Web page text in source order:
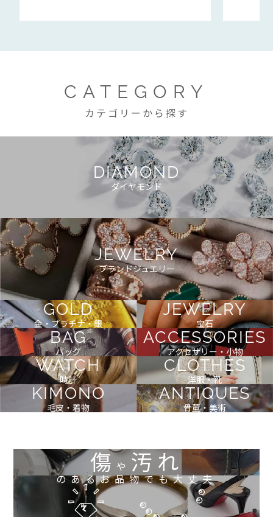
CATEGORY
カテゴリーから探す
DIAMOND
ダイヤモンド
JEWELRY
ブランドジュエリー
GOLD
金・プラチナ・銀
JEWELRY
宝石
BAG
バッグ
ACCESSORIES
アクセサリー・小物
WATCH
時計
CLOTHES
洋服・靴
KIMONO
毛皮・着物
ANTIQUES
骨董・美術
傷や 汚れ
のあるお品物でも大丈夫